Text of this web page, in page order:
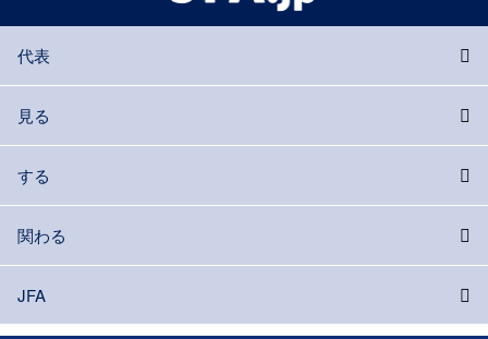
代表
見る
する
関わる
JFA